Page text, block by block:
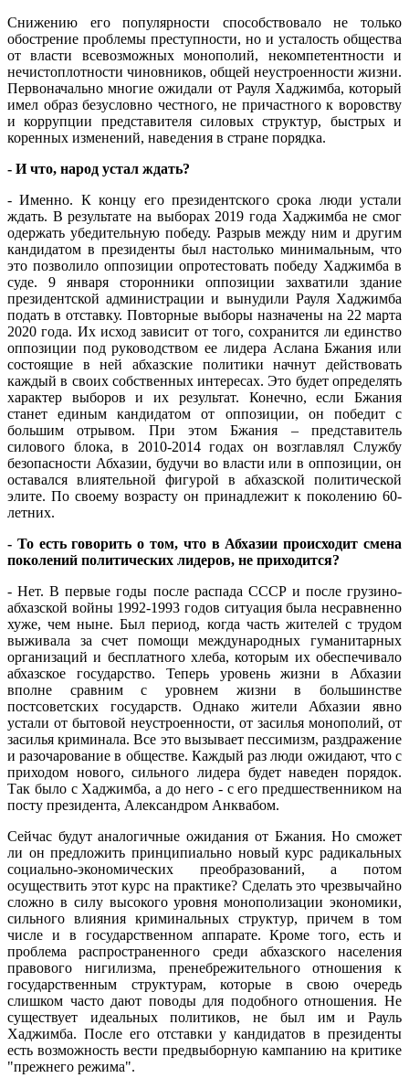
Снижению его популярности способствовало не только
обострение проблемы преступности, но и усталость общества
от власти всевозможных монополий, некомпетентности и
нечистоплотности чиновников, общей неустроенности жизни.
Первоначально многие ожидали от Рауля Хаджимба, который
имел образ безусловно честного, не причастного к воровству
и коррупции представителя силовых структур, быстрых и
коренных изменений, наведения в стране порядка.
- И что, народ устал ждать?
- Именно. К концу его президентского срока люди устали
ждать. В результате на выборах 2019 года Хаджимба не смог
одержать убедительную победу. Разрыв между ним и другим
кандидатом в президенты был настолько минимальным, что
это позволило оппозиции опротестовать победу Хаджимба в
суде. 9 января сторонники оппозиции захватили здание
президентской администрации и вынудили Рауля Хаджимба
подать в отставку. Повторные выборы назначены на 22 марта
2020 года. Их исход зависит от того, сохранится ли единство
оппозиции под руководством ее лидера Аслана Бжания или
состоящие в ней абхазские политики начнут действовать
каждый в своих собственных интересах. Это будет определять
характер выборов и их результат. Конечно, если Бжания
станет единым кандидатом от оппозиции, он победит с
большим отрывом. При этом Бжания – представитель
силового блока, в 2010-2014 годах он возглавлял Службу
безопасности Абхазии, будучи во власти или в оппозиции, он
оставался влиятельной фигурой в абхазской политической
элите. По своему возрасту он принадлежит к поколению 60-
летних.
- То есть говорить о том, что в Абхазии происходит смена
поколений политических лидеров, не приходится?
- Нет. В первые годы после распада СССР и после грузино-
абхазской войны 1992-1993 годов ситуация была несравненно
хуже, чем ныне. Был период, когда часть жителей с трудом
выживала за счет помощи международных гуманитарных
организаций и бесплатного хлеба, которым их обеспечивало
абхазское государство. Теперь уровень жизни в Абхазии
вполне сравним с уровнем жизни в большинстве
постсоветских государств. Однако жители Абхазии явно
устали от бытовой неустроенности, от засилья монополий, от
засилья криминала. Все это вызывает пессимизм, раздражение
и разочарование в обществе. Каждый раз люди ожидают, что с
приходом нового, сильного лидера будет наведен порядок.
Так было с Хаджимба, а до него - с его предшественником на
посту президента, Александром Анквабом.
Сейчас будут аналогичные ожидания от Бжания. Но сможет
ли он предложить принципиально новый курс радикальных
социально-экономических преобразований, а потом
осуществить этот курс на практике? Сделать это чрезвычайно
сложно в силу высокого уровня монополизации экономики,
сильного влияния криминальных структур, причем в том
числе и в государственном аппарате. Кроме того, есть и
проблема распространенного среди абхазского населения
правового нигилизма, пренебрежительного отношения к
государственным структурам, которые в свою очередь
слишком часто дают поводы для подобного отношения. Не
существует идеальных политиков, не был им и Рауль
Хаджимба. После его отставки у кандидатов в президенты
есть возможность вести предвыборную кампанию на критике
"прежнего режима".